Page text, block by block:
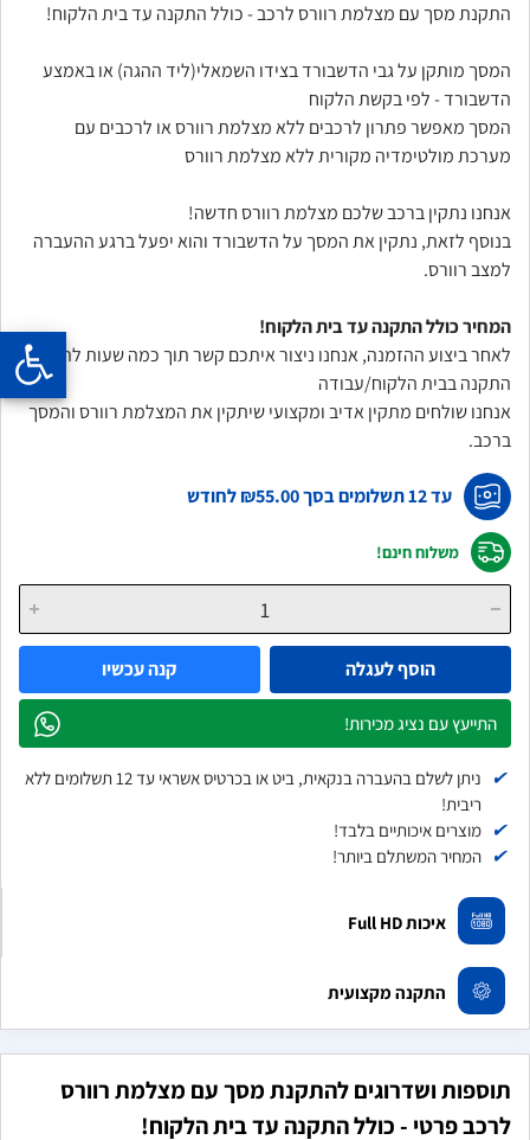
התקנת מסך עם מצלמת רוורס לרכב - כולל התקנה עד בית הלקוח!
המסך מותקן על גבי הדשבורד בצידו השמאלי(ליד ההגה) או באמצע
הדשבורד - לפי בקשת הלקוח
המסך מאפשר פתרון לרכבים ללא מצלמת רוורס או לרכבים עם
מערכת מולטימדיה מקורית ללא מצלמת רוורס
אנחנו נתקין ברכב שלכם מצלמת רוורס חדשה!
בנוסף לזאת, נתקין את המסך על הדשבורד והוא יפעל ברגע ההעברה
למצב רוורס.
המחיר כולל התקנה עד בית הלקוח!
לאחר ביצוע ההזמנה, אנחנו ניצור איתכם קשר תוך כמה שעות לתיאום
התקנה בבית הלקוח/עבודה
אנחנו שולחים מתקין אדיב ומקצועי שיתקין את המצלמת רוורס והמסך
ברכב.
עד 12 תשלומים בסך ₪55.00לחודש
משלוח חינם!
הוסף לעגלה קנה עכשיו
התייעץ עם נציג מכירות!
✔
ניתן לשלם בהעברה בנקאית, ביט או בכרטיס אשראי עד 12 תשלומים ללא
ריבית!
✔ מוצרים איכותיים בלבד!
✔ המחיר המשתלם ביותר!
איכות Full HD
התקנה מקצועית
תוספות ושדרוגים להתקנת מסך עם מצלמת רוורס
לרכב פרטי - כולל התקנה עד בית הלקוח!